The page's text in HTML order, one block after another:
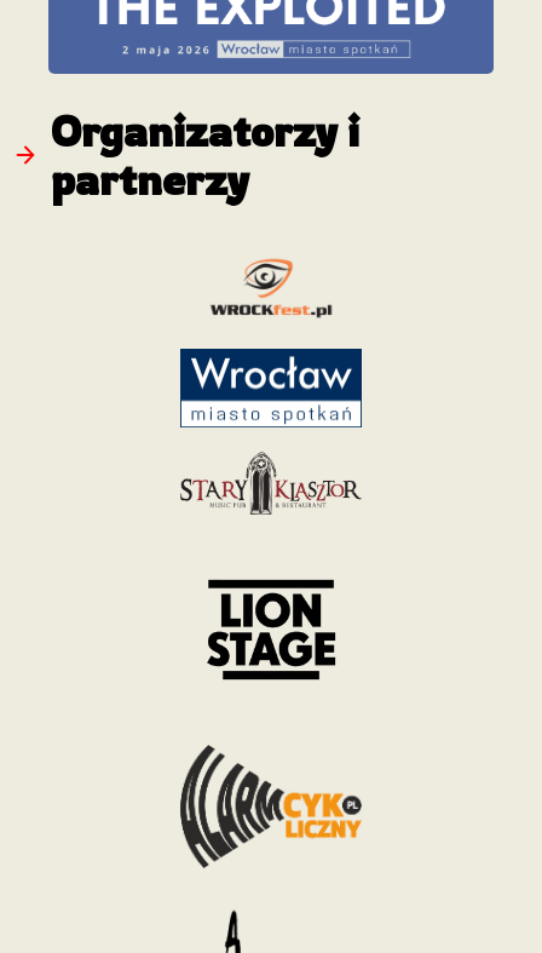
Organizatorzy i
partnerzy